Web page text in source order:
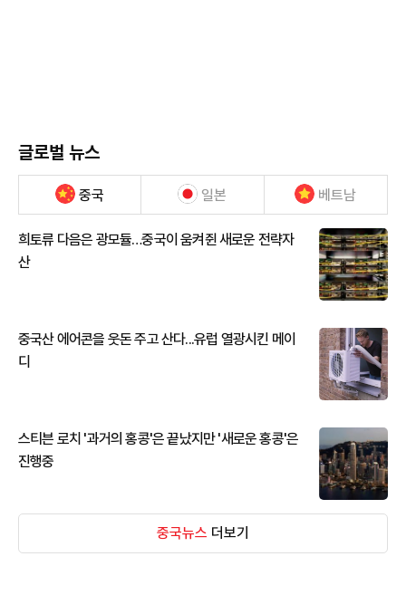
글로벌 뉴스
중국 일본 베트남
희토류 다음은 광모듈…중국이 움켜쥔 새로운 전략자
산
중국산 에어콘을 웃돈 주고 산다...유럽 열광시킨 메이
디
스티븐 로치 '과거의 홍콩'은 끝났지만 '새로운 홍콩'은
진행중
중국뉴스 더보기